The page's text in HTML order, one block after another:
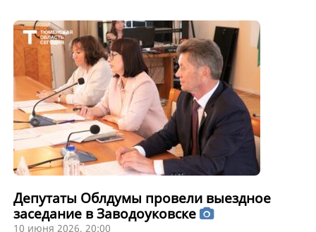
Депутаты Облдумы провели выездное
заседание в Заводоуковске
10 июня 2026, 20:00